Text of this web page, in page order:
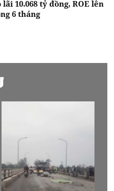
10.068 tỷ đồng, ROE lên
6 tháng